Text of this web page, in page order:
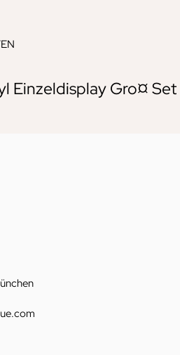
Einzeldisplay Gro¤ Set